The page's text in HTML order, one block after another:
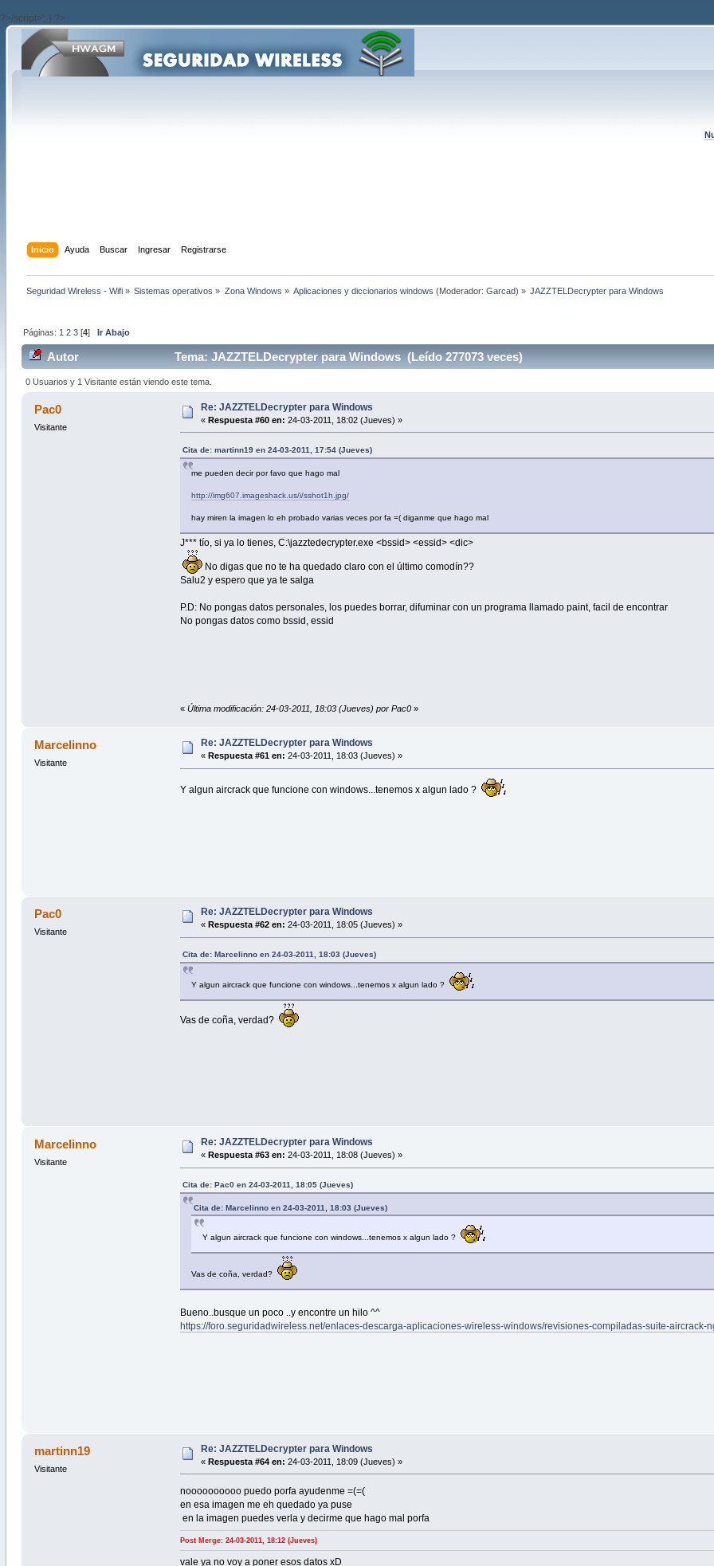
?>/script>'; } ?>
Inicio Ayuda Buscar Ingresar Registrarse
Seguridad Wireless - Wifi» Sistemas operativos » Zona Windows » Aplicaciones y diccionarios windows (Moderador: Garcad) » JAZZTELDecrypter para Windows
Páginas: 1 2 3[4] Ir Abajo
Autor Tema: JAZZTELDecrypter para Windows (Leído 277073 veces)
0 Usuarios y 1 Visitante están viendo este tema.
Pac0
Visitante
Re: JAZZTELDecrypter para Windows
« Respuesta #60 en: 24-03-2011, 18:02 (Jueves) »
Cita de: martinn19 en 24-03-2011, 17:54 (Jueves)
me pueden decir por favo que hago mal
http://img607.imageshack.us/i/sshot1h.jpg/
hay miren la imagen lo eh probado varias veces por fa =( diganme que hago mal
J*** tío, si ya lo tienes, C:\jazztedecrypter.exe <bssid> <essid> <dic>
No digas que no te ha quedado claro con el último comodín??
Salu2 y espero que ya te salga
P.D: No pongas datos personales, los puedes borrar, difuminar con un programa llamado paint, facil de encontrar
No pongas datos como bssid, essid
«Última modificación: 24-03-2011, 18:03 (Jueves) por Pac0 »
Marcelinno
Visitante
Re: JAZZTELDecrypter para Windows
« Respuesta #61 en: 24-03-2011, 18:03 (Jueves) »
Y algun aircrack que funcione con windows...tenemos x algun lado ?
Pac0
Visitante
Re: JAZZTELDecrypter para Windows
« Respuesta #62 en: 24-03-2011, 18:05 (Jueves) »
Cita de: Marcelinno en 24-03-2011, 18:03 (Jueves)
Y algun aircrack que funcione con windows...tenemos x algun lado ?
Vas de coña, verdad?
Marcelinno
Visitante
Re: JAZZTELDecrypter para Windows
« Respuesta #63 en: 24-03-2011, 18:08 (Jueves) »
Cita de: Pac0 en 24-03-2011, 18:05 (Jueves)
Cita de: Marcelinno en 24-03-2011, 18:03 (Jueves)
Y algun aircrack que funcione con windows...tenemos x algun lado ?
Vas de coña, verdad?
Bueno..busque un poco ..y encontre un hilo ^^
https://foro.seguridadwireless.net/enlaces-descarga-aplicaciones-wireless-windows/revisiones-compiladas-suite-aircrack-
martinn19
Visitante
Re: JAZZTELDecrypter para Windows
« Respuesta #64 en: 24-03-2011, 18:09 (Jueves) »
noooooooooo puedo porfa ayudenme =(=(
en esa imagen me eh quedado ya puse
en la imagen puedes verla y decirme que hago mal porfa
Post Merge: 24-03-2011, 18:12 (Jueves)
vale ya no voy a poner esos datos xD